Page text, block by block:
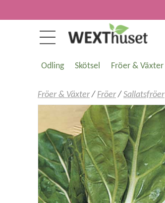
Odling Skötsel Fröer & Växter
Fröer & Växter/ Fröer/ Sallatsfröer